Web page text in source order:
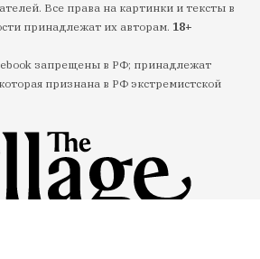
Все права на картинки и тексты в
принадлежат их авторам. 18+
запрещены в РФ; принадлежат
признана в РФ экстремистской